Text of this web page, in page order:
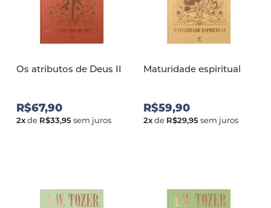
Os atributos de Deus II
R$67,90
2xde R$33,95sem juros
Maturidade espiritual
R$59,90
2xde R$29,95sem juros